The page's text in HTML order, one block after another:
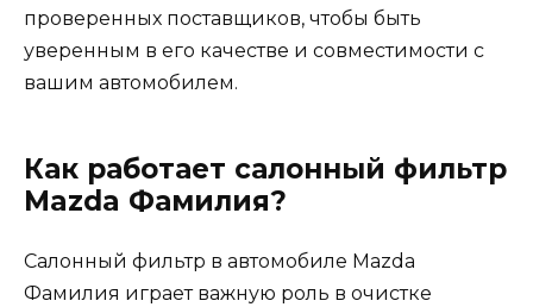
проверенных поставщиков, чтобы быть
уверенным в его качестве и совместимости с
вашим автомобилем.
Как работает салонный фильтр
Mazda Фамилия?
Салонный фильтр в автомобиле Mazda
Фамилия играет важную роль в очистке